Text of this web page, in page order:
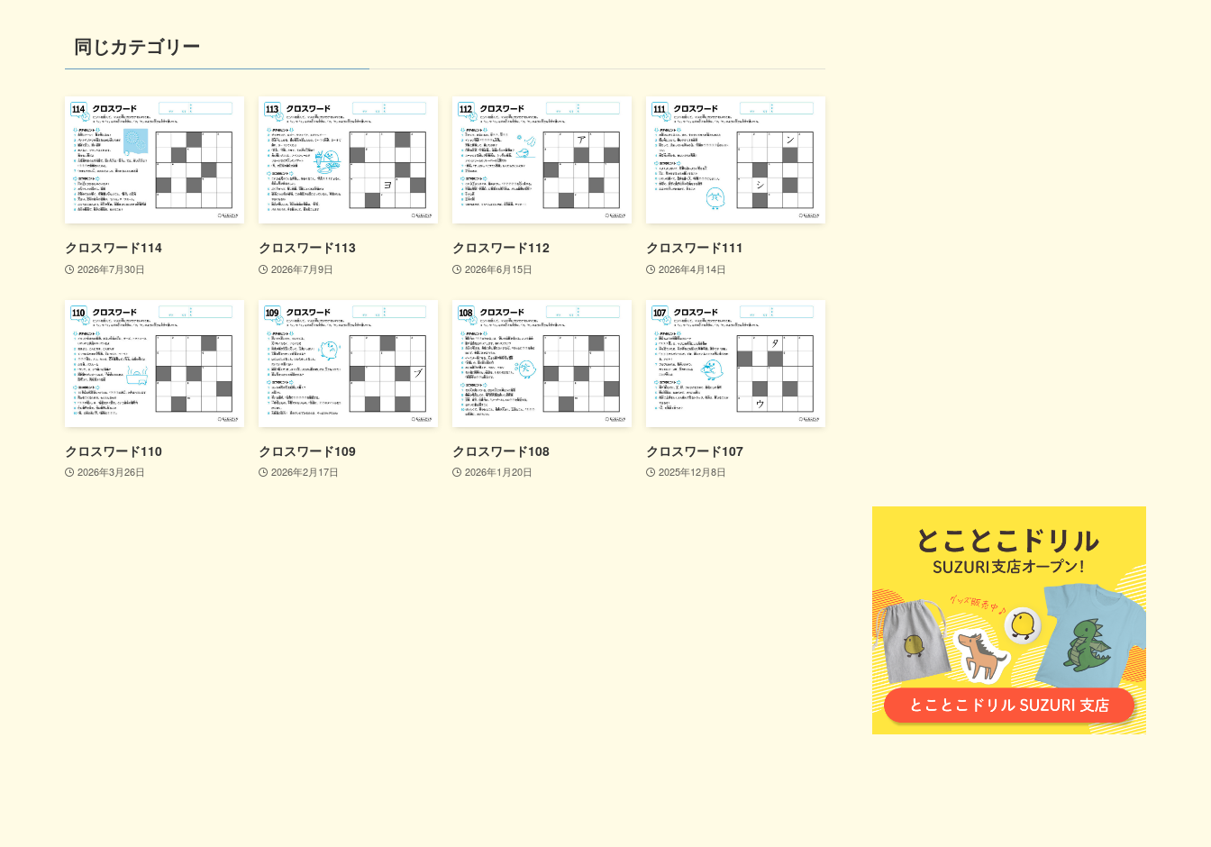
同じカテゴリー
クロスワード114
2026年7月30日
クロスワード113
2026年7月9日
クロスワード112
2026年6月15日
クロスワード111
2026年4月14日
クロスワード110
2026年3月26日
クロスワード109
2026年2月17日
クロスワード108
2026年1月20日
クロスワード107
2025年12月8日